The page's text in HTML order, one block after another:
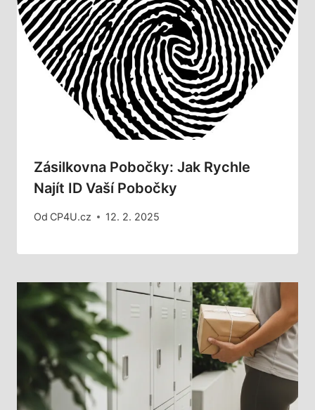
Zásilkovna Pobočky: Jak Rychle
Najít ID Vaší Pobočky
Od CP4U.cz 12. 2. 2025